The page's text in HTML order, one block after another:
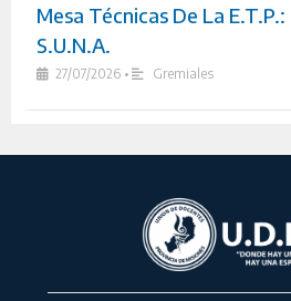
Mesa Técnicas De La
S.U.N.A.
27/07/2026 • Gremiales